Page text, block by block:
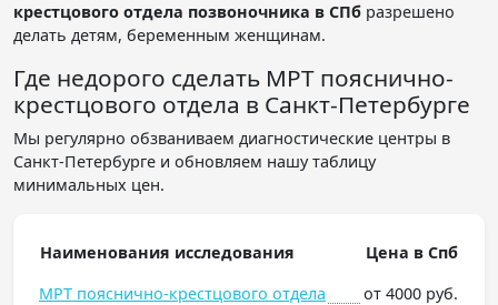
крестцового отдела позвоночника в СПб разрешено
делать детям, беременным женщинам.
Где недорого сделать МРТ пояснично-
крестцового отдела в Санкт-Петербурге
Мы регулярно обзваниваем диагностические центры в
Санкт-Петербурге и обновляем нашу таблицу
минимальных цен.
Наименования исследования
Цена в Спб
МРТ пояснично-крестцового отдела
от 4000 руб.